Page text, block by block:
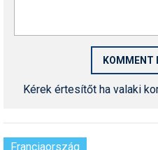
Síléc
Síoktatás
Kérek értesítőt ha valaki
Franciaország